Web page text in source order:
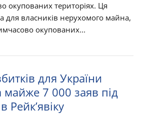
окупованих територіях. Ця
для власників нерухомого майна,
окупованих...
для України
майже 7 000 заяв під
Рейк’явіку